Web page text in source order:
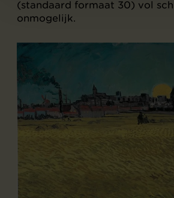
(standaard formaat 30) vol
onmogelijk.